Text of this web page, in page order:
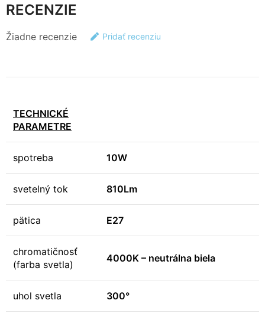
RECENZIE
Žiadne recenzie Pridať recenziu
TECHNICKÉ
PARAMETRE
spotreba 10W
svetelný tok 810Lm
pätica E27
chromatičnosť
(farba svetla)
4000K – neutrálna biela
uhol svetla 300°